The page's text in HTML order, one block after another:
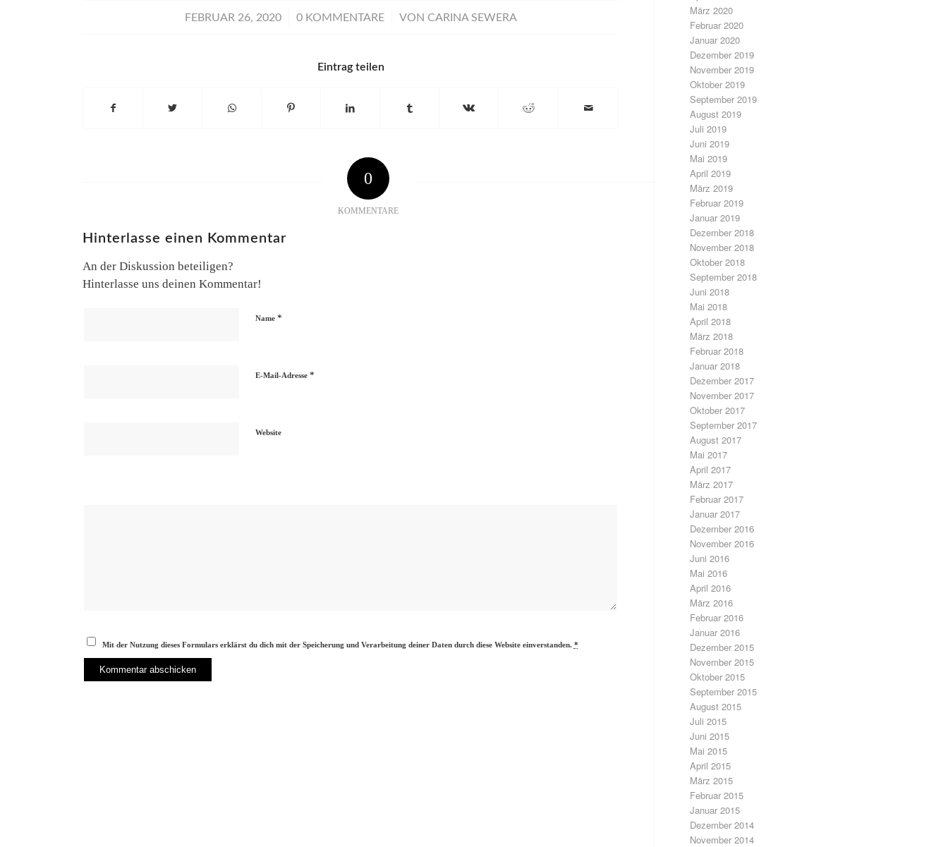
FEBRUAR 26, 2020
/ 0 KOMMENTARE
/ VON CARINA SEWERA
Eintrag teilen
0
KOMMENTARE
Hinterlasse einen Kommentar
An der Diskussion beteiligen?
Hinterlasse uns deinen Kommentar!
Name*
E-Mail-Adresse*
Website
Mit der Nutzung dieses Formulars erklärst du dich mit der Speicherung und Verarbeitung deiner Daten durch diese Website einverstanden. *
März 2020
Februar 2020
Januar 2020
Dezember 2019
November 2019
Oktober 2019
September 2019
August 2019
Juli 2019
Juni 2019
Mai 2019
April 2019
März 2019
Februar 2019
Januar 2019
Dezember 2018
November 2018
Oktober 2018
September 2018
Juni 2018
Mai 2018
April 2018
März 2018
Februar 2018
Januar 2018
Dezember 2017
November 2017
Oktober 2017
September 2017
August 2017
Mai 2017
April 2017
März 2017
Februar 2017
Januar 2017
Dezember 2016
November 2016
Juni 2016
Mai 2016
April 2016
März 2016
Februar 2016
Januar 2016
Dezember 2015
November 2015
Oktober 2015
September 2015
August 2015
Juli 2015
Juni 2015
Mai 2015
April 2015
März 2015
Februar 2015
Januar 2015
Dezember 2014
November 2014